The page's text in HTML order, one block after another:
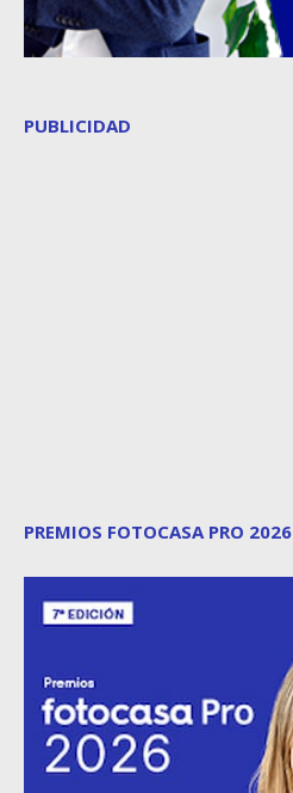
PUBLICIDAD
PREMIOS FOTOCASA PRO 2026